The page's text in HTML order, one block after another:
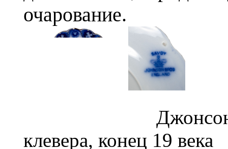
очарование.
Джонсон
клевера, конец 19 века